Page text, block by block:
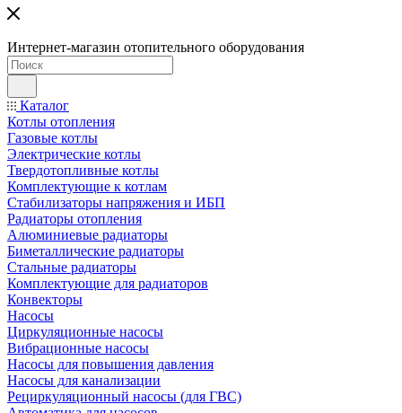
Интернет-магазин отопительного оборудования
Каталог
Котлы отопления
Газовые котлы
Электрические котлы
Твердотопливные котлы
Комплектующие к котлам
Стабилизаторы напряжения и ИБП
Радиаторы отопления
Алюминиевые радиаторы
Биметаллические радиаторы
Стальные радиаторы
Комплектующие для радиаторов
Конвекторы
Насосы
Циркуляционные насосы
Вибрационные насосы
Насосы для повышения давления
Насосы для канализации
Рециркуляционный насосы (для ГВС)